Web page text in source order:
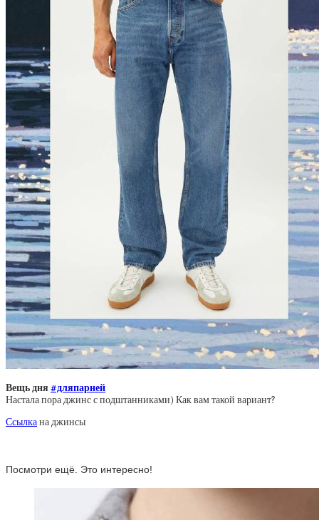
Вещь дня #дляпарней
Настала пора джинс с подштанниками) Как вам такой вариант?
Ссылкана джинсы
Посмотри ещё. Это интересно!